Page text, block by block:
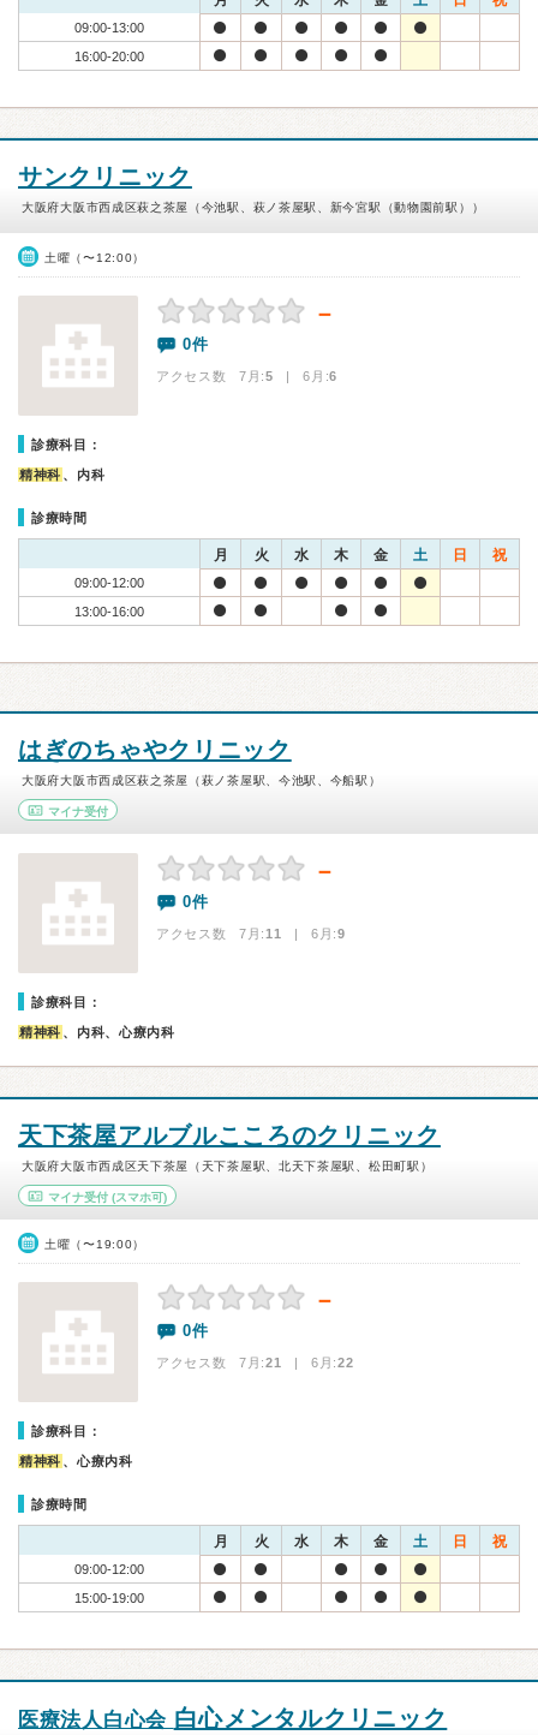
09:00-13:00
16:00-20:00
サンクリニック
大阪府大阪市西成区萩之茶屋（今池駅、萩ノ茶屋駅、新今宮駅（動物園前駅））
土曜（〜12:00）
－
0件
アクセス数 7月:5 | 6月:6
診療科目：
精神科 、内科
診療時間
月 火 水 木 金 土 日 祝
09:00-12:00
13:00-16:00
はぎのちゃやクリニック
大阪府大阪市西成区萩之茶屋（萩ノ茶屋駅、今池駅、今船駅）
マイナ受付
－
0件
アクセス数 7月:11 | 6月:9
診療科目：
精神科 、内科、心療内科
天下茶屋アルブルこころのクリニック
大阪府大阪市西成区天下茶屋（天下茶屋駅、北天下茶屋駅、松田町駅）
マイナ受付 (スマホ可)
土曜（〜19:00）
－
0件
アクセス数 7月:21 | 6月:22
診療科目：
精神科 、心療内科
診療時間
月 火 水 木 金 土 日 祝
09:00-12:00
15:00-19:00
医療法人白心会 白心メンタルクリニック